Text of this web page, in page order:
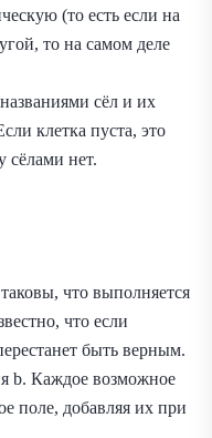
(то есть если на
то на самом деле
сёл и их
клетка пуста, это
сёлами нет.
что выполняется
что если
быть верным.
b. Каждое возможное
поле, добавляя их при